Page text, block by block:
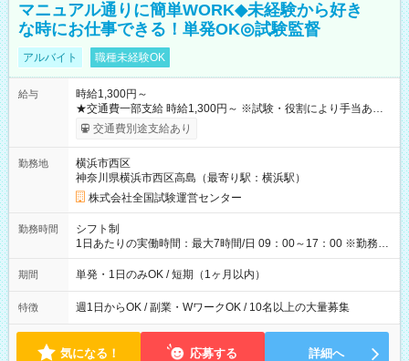
マニュアル通りに簡単WORK◆未経験から好き
な時にお仕事できる！単発OK◎試験監督
アルバイト 職種未経験OK
給与
時給1,300円～
★交通費一部支給 時給1,300円～ ※試験・役割により手当あり
※勤務回数により昇給あり 【即給（前払い）オプションあ
り！】 希望される場合、勤務から1週間ほどで給与の一部を受け
例】 ・河合塾模擬試験 8:30～17:30（休憩1時間） 時給1,300円
×8時間＝日収10,400円＋交通費 ※当日の役割により時給＋100
円の場合あり ・国家試験 7:00～13:30（休憩なし） 時給1,300
円（役割手当＋100円）×6時間＝日収8,400円＋交通費 【試用期
間】試用期間なし
交通費別途支給あり
勤務地
横浜市西区
神奈川県横浜市西区高島（最寄り駅：横浜駅）
株式会社全国試験運営センター
勤務時間
シフト制
1日あたりの実働時間：最大7時間/日 09：00～17：00 ※勤務時
間は 試験により異なります。
期間 単発・1日のみOK / 短期（1ヶ月以内）
特徴 週1日からOK / 副業・WワークOK / 10名以上の大量募集
気になる！ 応募する 詳細へ